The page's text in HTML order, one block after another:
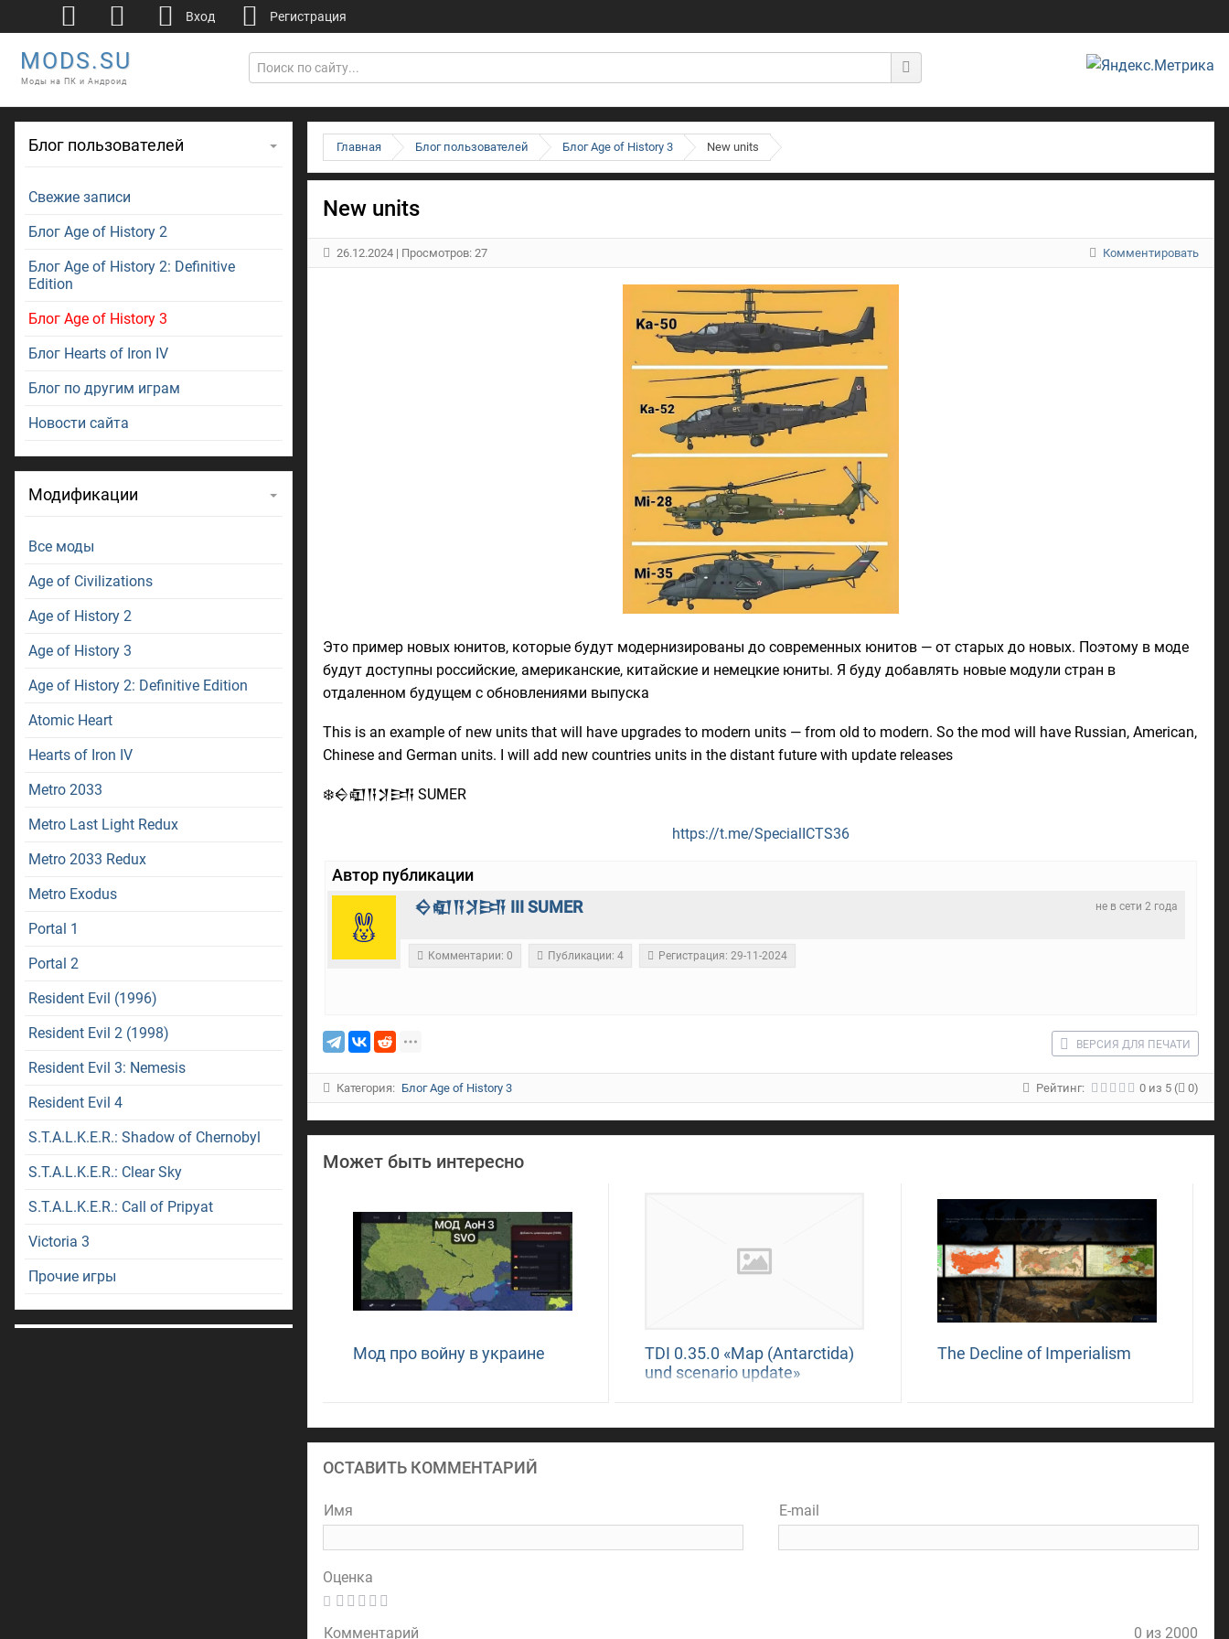
MODS.SU
Моды на ПК и Андроид
Главная Блог пользователей Блог Age of History 3 New units
New units
26.12.2024 | Просмотров: 27 Комментировать
Это пример новых юнитов, которые будут модернизированы до современных юнитов — от старых до новых. Поэтому в моде
будут доступны российские, американские, китайские и немецкие юниты. Я буду добавлять новые модули стран в
отдаленном будущем с обновлениями выпуска
This is an example of new units that will have upgrades to modern units — from old to modern. So the mod will have Russian, American,
Chinese and German units. I will add new countries units in the distant future with update releases
❄️𒀪𒊏𒀀𒋡𒅀 SUMER
https://t.me/SpecialICTS36
Автор публикации
не в сети 2 года
𒀪𒊏𒀀𒋡𒅀 III SUMER
Комментарии: 0 Публикации: 4 Регистрация: 29-11-2024
ВЕРСИЯ ДЛЯ ПЕЧАТИ
Категория: Блог Age of History 3 Рейтинг: 0 из 5 ( 0)
Может быть интересно
Мод про войну в украине
TDI 0.35.0 «Map (Antarctida)
und scenario update»
The Decline of Imperialism
ОСТАВИТЬ КОММЕНТАРИЙ
Имя E-mail
Оценка
Комментарий 0 из 2000
Блог пользователей
Свежие записи
Блог Age of History 2
Блог Age of History 2: Definitive
Edition
Блог Age of History 3
Блог Hearts of Iron IV
Блог по другим играм
Новости сайта
Модификации
Все моды
Age of Civilizations
Age of History 2
Age of History 3
Age of History 2: Definitive Edition
Atomic Heart
Hearts of Iron IV
Metro 2033
Metro Last Light Redux
Metro 2033 Redux
Metro Exodus
Portal 1
Portal 2
Resident Evil (1996)
Resident Evil 2 (1998)
Resident Evil 3: Nemesis
Resident Evil 4
S.T.A.L.K.E.R.: Shadow of Chernobyl
S.T.A.L.K.E.R.: Clear Sky
S.T.A.L.K.E.R.: Call of Pripyat
Victoria 3
Прочие игры
Вход Регистрация